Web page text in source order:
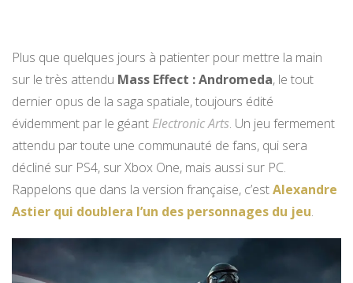
Plus que quelques jours à patienter pour mettre la main
sur le très attendu Mass Effect : Andromeda, le tout
dernier opus de la saga spatiale, toujours édité
évidemment par le géant Electronic Arts. Un jeu fermement
attendu par toute une communauté de fans, qui sera
décliné sur PS4, sur Xbox One, mais aussi sur PC.
Rappelons que dans la version française, c’estAlexandre
Astier qui doublera l’un des personnages du jeu.